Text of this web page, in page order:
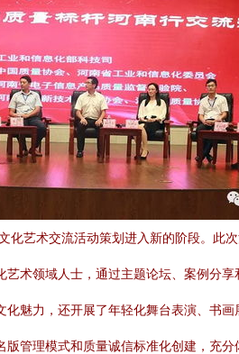
艺术交流活动策划进入新的阶段。此
术领域人士，通过主题论坛、案例分
魅力，还开展了年轻化舞台表演、书
管理模式和质量诚信标准化创建，充